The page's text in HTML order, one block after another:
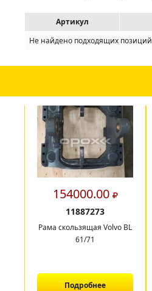
Артикул
Не найдено подходящих позиций
154000.00
11887273
Рама скользящая Volvo BL
61/71
Подробнее